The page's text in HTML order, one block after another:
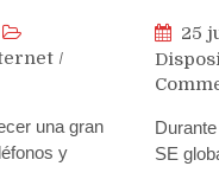
/
una gran
y
25
SE